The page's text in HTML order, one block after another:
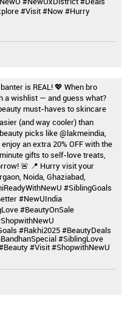
#Visit#Now#Hurry
is REAL! 💖 When bro
a wishlist — and guess what?
must-haves to skincare
(and way cooler) than
picks like @lakmeindia,
an extra 20% OFF with the
gifts to self-love treats,
🚨 📍 Hurry visit your
Noida, Ghaziabad,
#SiblingGoals
#NewUIndia
#BeautyOnSale
#Rakhi2025#BeautyDeals
#SiblingLove
#Visit#ShopwithNewU